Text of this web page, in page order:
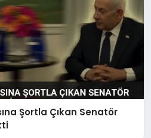
Şortla Çıkan Senatör